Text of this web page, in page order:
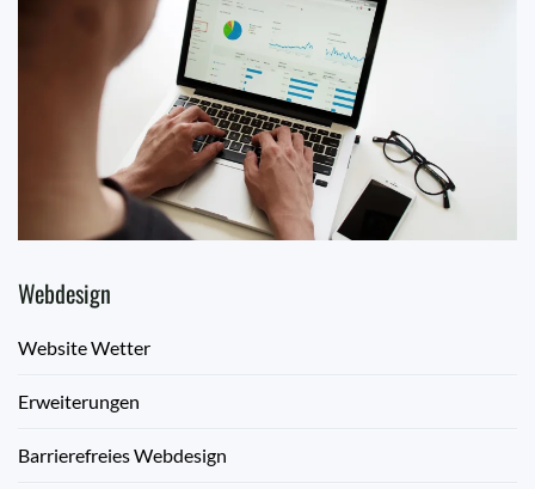
Webdesign
Website Wetter
Erweiterungen
Barrierefreies Webdesign